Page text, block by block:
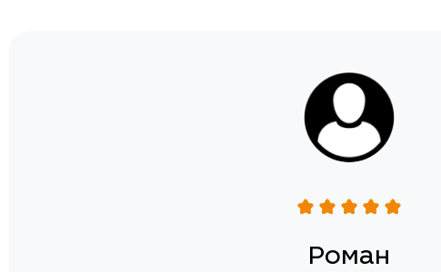
Роман